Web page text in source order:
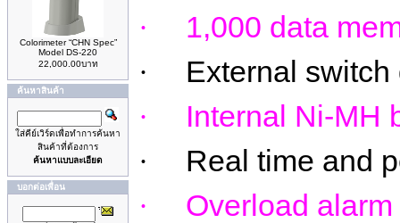
Colorimeter “CHN Spec”
Model DS-220
22,000.00บาท
ค้นหาสินค้า
ใส่คีย์เวิร์ดเพื่อทำการค้นหา
สินค้าที่ต้องการ
ค้นหาแบบละเอียด
บอกต่อเพื่อน
· 1,000 data
· External
· Internal Ni-MH
· Real time and
· Overload